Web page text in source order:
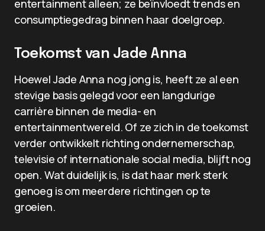
entertainment alleen; ze beïnvloedt trends en
consumptiegedrag binnen haar doelgroep.
Toekomst van Jade Anna
Hoewel Jade Anna nog jong is, heeft ze al een
stevige basis gelegd voor een langdurige
carrière binnen de media- en
entertainmentwereld. Of ze zich in de toekomst
verder ontwikkelt richting ondernemerschap,
televisie of internationale social media, blijft nog
open. Wat duidelijk is, is dat haar merk sterk
genoeg is om meerdere richtingen op te
groeien.